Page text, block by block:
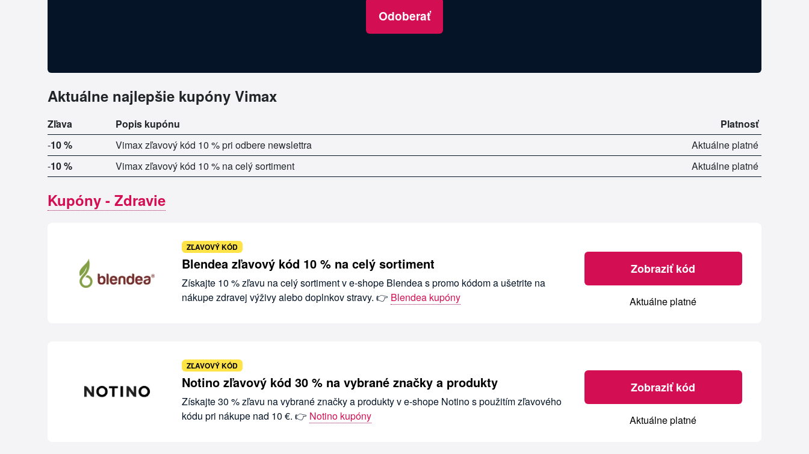
Odoberať
Aktuálne najlepšie kupóny Vimax
Zľava Popis kupónu
Platnosť
-10 % Vimax zľavový kód 10 % pri odbere newslettra
Aktuálne platné
-10 % Vimax zľavový kód 10 % na celý sortiment Aktuálne platné
Kupóny - Zdravie
ZĽAVOVÝ KÓD
Blendea zľavový kód 10 % na celý sortiment
Získajte 10 % zľavu na celý sortiment v e-shope Blendea s promo kódom a ušetrite na
nákupe zdravej výživy alebo doplnkov stravy. 👉 Blendea kupóny
Zobraziť kód
Aktuálne platné
ZĽAVOVÝ KÓD
Notino zľavový kód 30 % na vybrané značky a produkty
Získajte 30 % zľavu na vybrané značky a produkty v e-shope Notino s použitím zľavového
kódu pri nákupe nad 10 €. 👉 Notino kupóny
Zobraziť kód
Aktuálne platné